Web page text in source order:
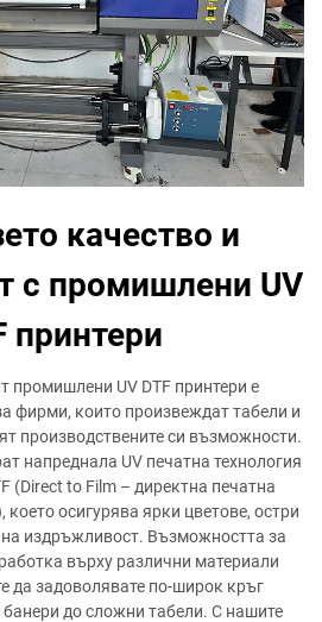
качество и
с промишлени UV
принтери
промишлени UV DTF принтери е
фирми, които произвеждат табели и
производствените си възможности.
напреднала UV печатна технология
(Direct to Film – директна печатна
осигурява ярки цветове, остри
издръжливост. Възможността за
върху различни материали
да задоволявате по-широк кръг
до сложни табели. С нашите